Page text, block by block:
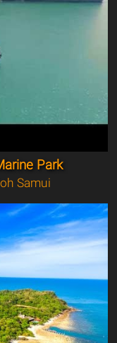
Park
Samui